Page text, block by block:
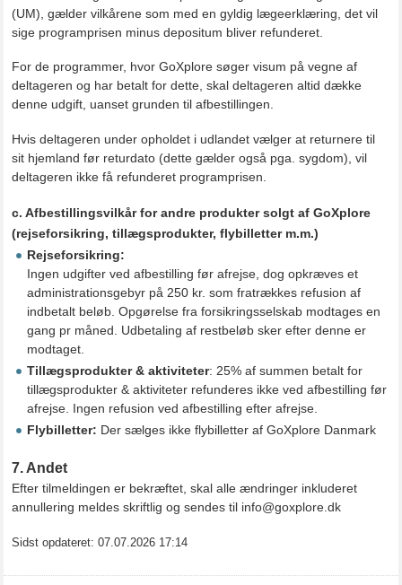
(UM), gælder vilkårene som med en gyldig lægeerklæring, det vil
sige programprisen minus depositum bliver refunderet.
For de programmer, hvor GoXplore søger visum på vegne af
deltageren og har betalt for dette, skal deltageren altid dække
denne udgift, uanset grunden til afbestillingen.
Hvis deltageren under opholdet i udlandet vælger at returnere til
sit hjemland før returdato (dette gælder også pga. sygdom), vil
deltageren ikke få refunderet programprisen.
c. Afbestillingsvilkår for andre produkter solgt af GoXplore
(rejseforsikring, tillægsprodukter, flybilletter m.m.)
Rejseforsikring:
Ingen udgifter ved afbestilling før afrejse, dog opkræves et
administrationsgebyr på 250 kr. som fratrækkes refusion af
indbetalt beløb. Opgørelse fra forsikringsselskab modtages en
gang pr måned. Udbetaling af restbeløb sker efter denne er
modtaget.
Tillægsprodukter & aktiviteter: 25% af summen betalt for
tillægsprodukter & aktiviteter refunderes ikke ved afbestilling før
afrejse. Ingen refusion ved afbestilling efter afrejse.
Flybilletter: Der sælges ikke flybilletter af GoXplore Danmark
7. Andet
Efter tilmeldingen er bekræftet, skal alle ændringer inkluderet
annullering meldes skriftlig og sendes til info@goxplore.dk
Sidst opdateret: 07.07.2026 17:14